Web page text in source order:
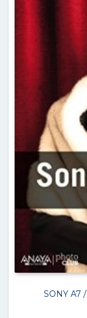
SONY A7